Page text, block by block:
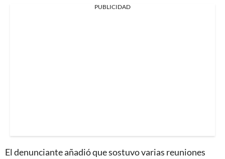
PUBLICIDAD
El denunciante añadió que sostuvo varias reuniones